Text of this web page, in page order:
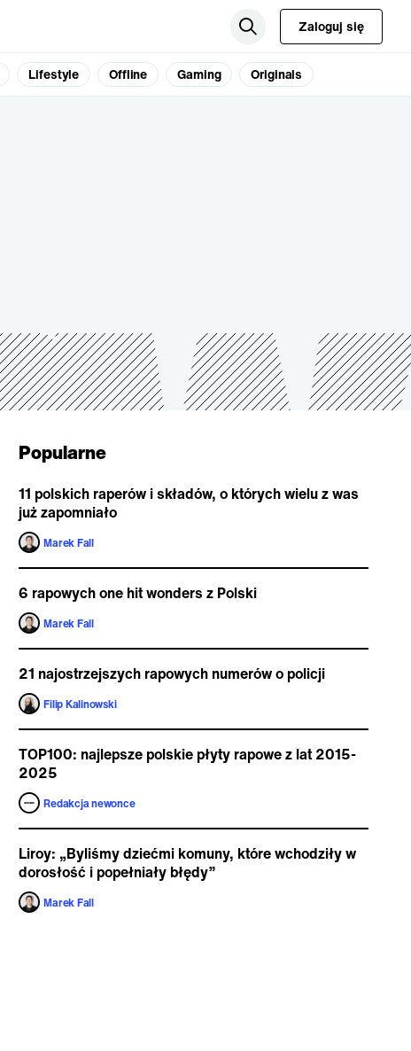
Zaloguj się
Lifestyle Offline Gaming Originals
Popularne
11 polskich raperów i składów, o których wielu z was
już zapomniało
Marek Fall
6 rapowych one hit wonders z Polski
Marek Fall
21 najostrzejszych rapowych numerów o policji
Filip Kalinowski
TOP100: najlepsze polskie płyty rapowe z lat 2015-
2025
Redakcja newonce
Liroy: „Byliśmy dziećmi komuny, które wchodziły w
dorosłość i popełniały błędy”
Marek Fall